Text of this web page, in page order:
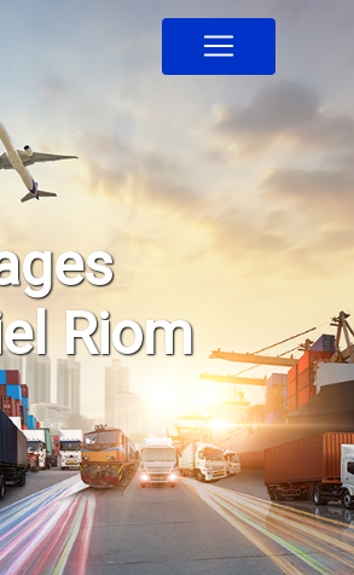
Riom
cookies